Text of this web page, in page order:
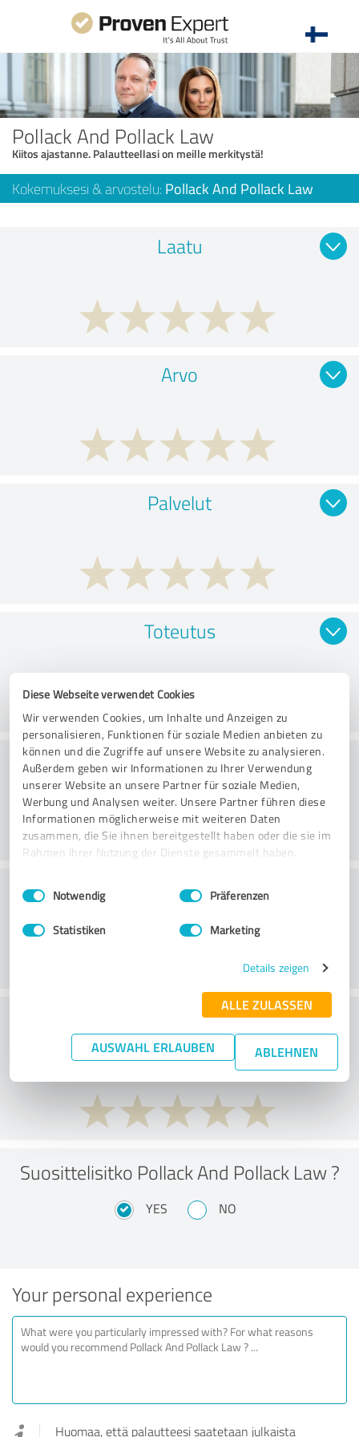
Diese Webseite verwendet Cookies
Wir verwenden Cookies, um Inhalte und Anzeigen zu
personalisieren, Funktionen für soziale Medien anbieten zu
können und die Zugriffe auf unsere Website zu analysieren.
Außerdem geben wir Informationen zu Ihrer Verwendung
unserer Website an unsere Partner für soziale Medien,
Werbung und Analysen weiter. Unsere Partner führen diese
Informationen möglicherweise mit weiteren Daten
zusammen, die Sie ihnen bereitgestellt haben oder die sie im
Rahmen Ihrer Nutzung der Dienste gesammelt haben.
Impressum Datenschutzbestimmungen
Einwilligungsauswahl
Notwendig Präferenzen
Statistiken Marketing
Details zeigen
ALLE ZULASSEN
AUSWAHL ERLAUBEN ABLEHNEN
Pollack And Pollack Law
Kiitos ajastanne. Palautteellasi on meille merkitystä!
Kokemuksesi & arvostelu: Pollack And Pollack Law
Laatu
Arvo
Palvelut
Toteutus
Konsultointi
Asiakaspalvelu
What do you think of the price to
performance ratio?
Suosittelisitko Pollack And Pollack Law ?
YES NO
Your personal experience
Huomaa, että palautteesi saatetaan julkaista